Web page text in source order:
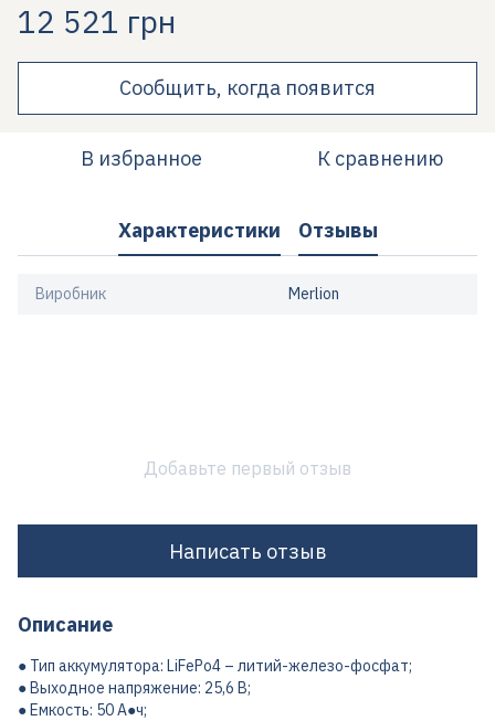
12 521 грн
Сообщить, когда появится
В избранное К сравнению
Характеристики Отзывы
Виробник Merlion
Добавьте первый отзыв
Написать отзыв
Описание
● Тип аккумулятора: LiFePo4 – литий-железо-фосфат;
● Выходное напряжение: 25,6 В;
● Емкость: 50 А●ч;